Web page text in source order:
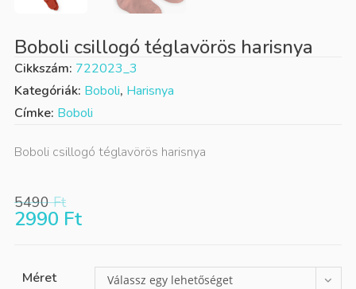
Boboli csillogó téglavörös harisnya
Cikkszám: 722023_3
Kategóriák: Boboli, Harisnya
Címke: Boboli
Boboli csillogó téglavörös harisnya
5490Ft
2990 Ft
Méret Válassz egy lehetőséget